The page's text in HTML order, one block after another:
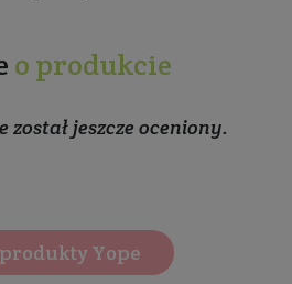
o produkcie
jeszcze oceniony.
Yope